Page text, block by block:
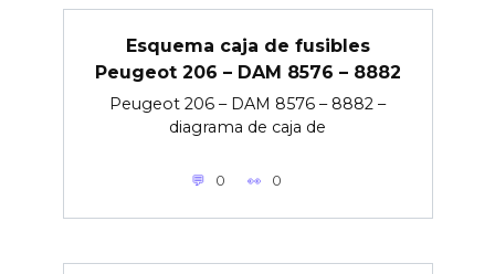
Esquema caja de fusibles
Peugeot 206 – DAM 8576 – 8882
Peugeot 206 – DAM 8576 – 8882 –
diagrama de caja de
0 0